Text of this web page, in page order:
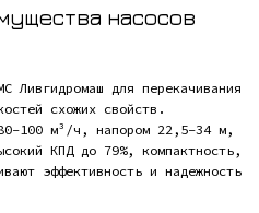
насосов
Ливгидромаш для перекачивания
схожих свойств.
100 м³/ч, напором 22,5-34 м,
КПД до 79%, компактность,
эффективность и надежность